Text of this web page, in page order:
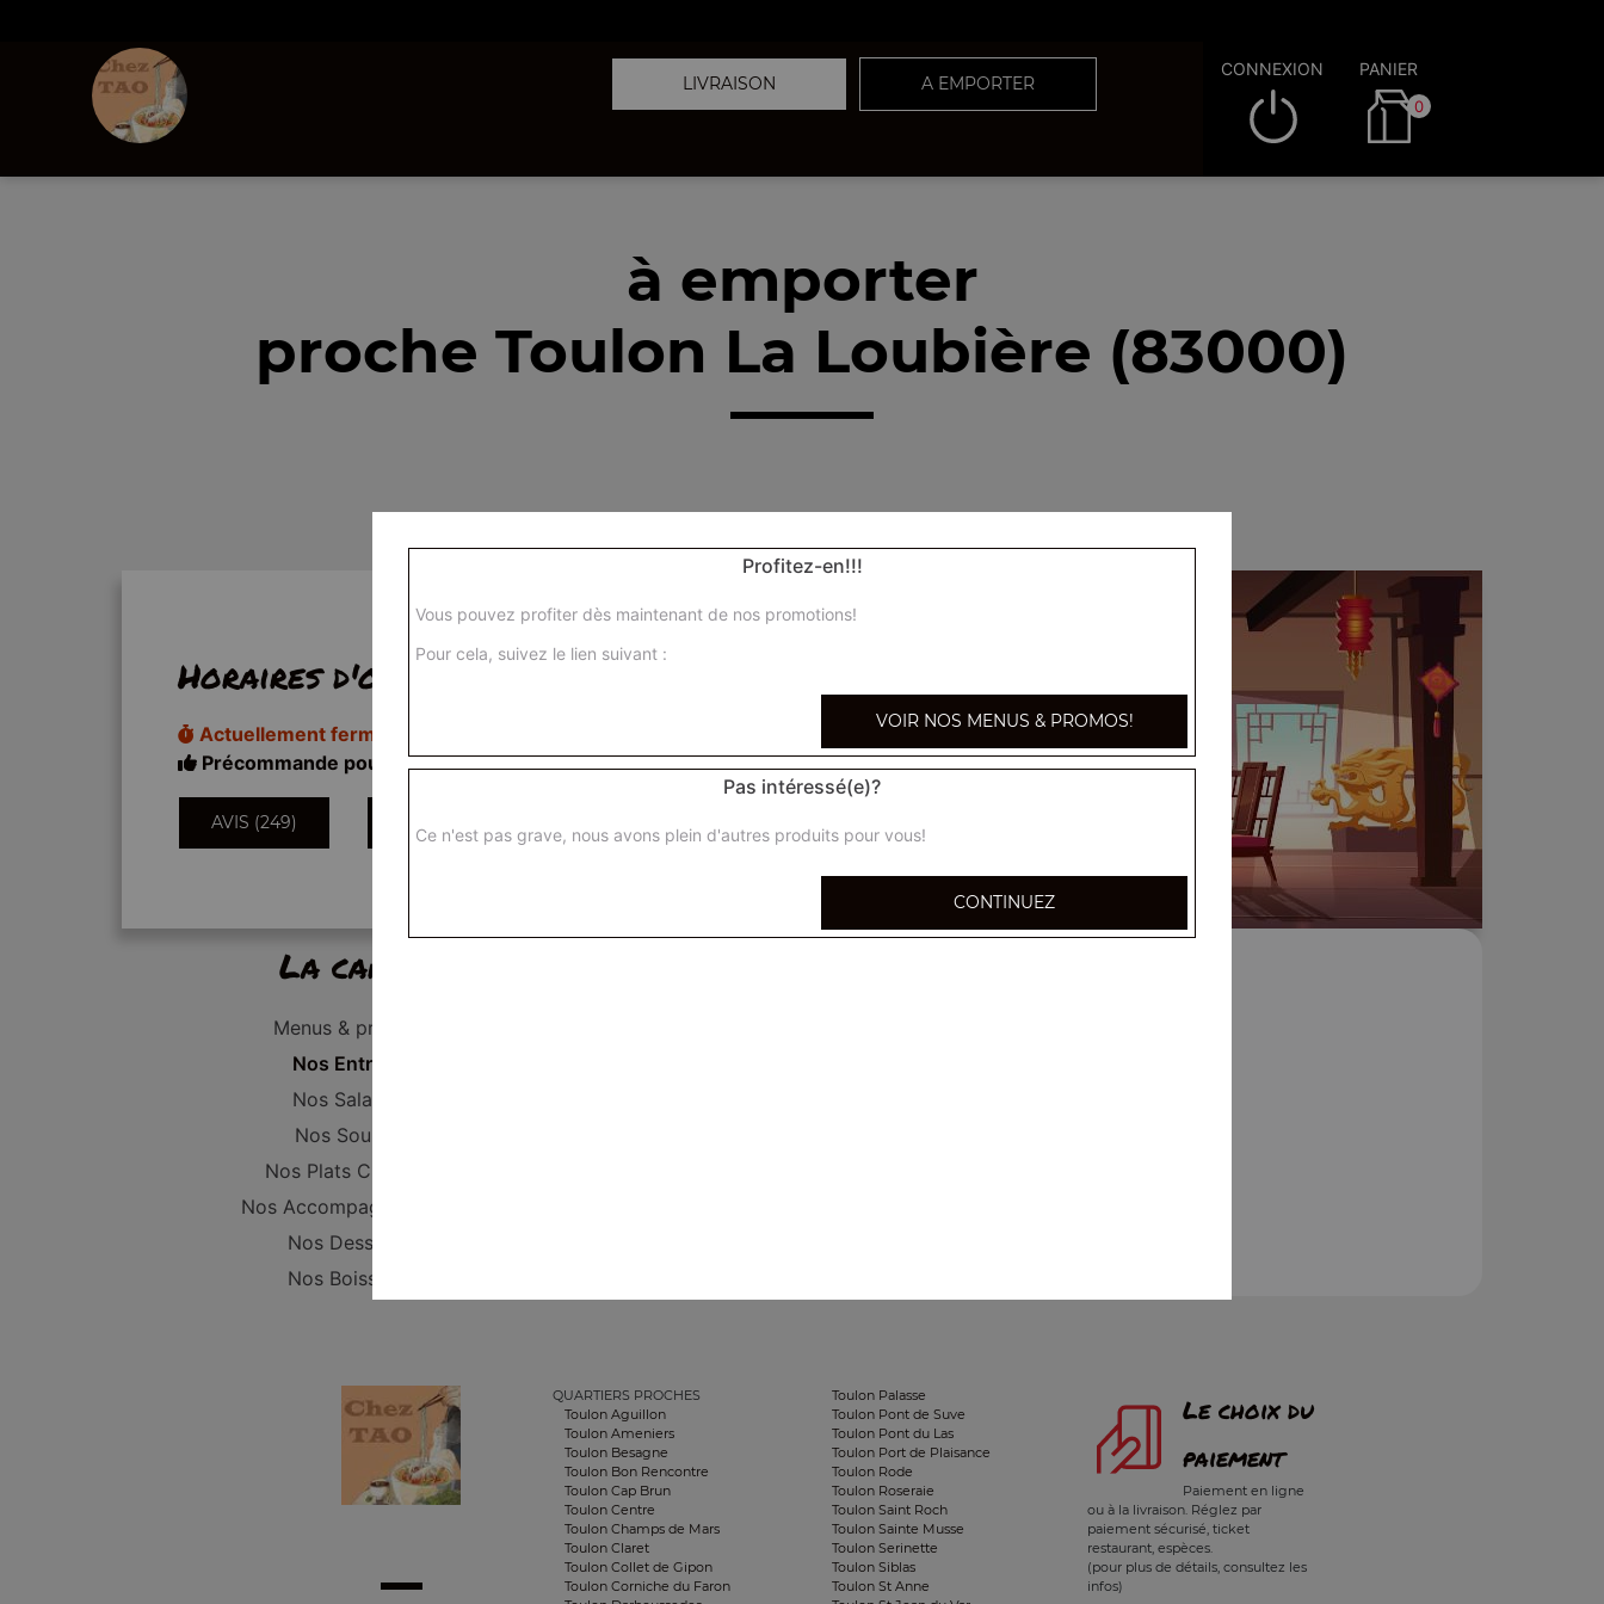
LIVRAISON A EMPORTER
CONNEXION PANIER
0
à emporter
proche Toulon La Loubière (83000)
Horaires d'ouverture
Actuellement fermé
Précommande pour 11h20
AVIS (249)
La carte
Menus & promos
Nos Entrées
Nos Salades
Nos Soupes
Nos Plats Cuisinés
Nos Accompagnements
Nos Desserts
Nos Boissons
QUARTIERS PROCHES
Toulon Aguillon
Toulon Ameniers
Toulon Besagne
Toulon Bon Rencontre
Toulon Cap Brun
Toulon Centre
Toulon Champs de Mars
Toulon Claret
Toulon Collet de Gipon
Toulon Corniche du Faron
Toulon Palasse
Toulon Pont de Suve
Toulon Pont du Las
Toulon Port de Plaisance
Toulon Rode
Toulon Roseraie
Toulon Saint Roch
Toulon Sainte Musse
Toulon Serinette
Toulon Siblas
Toulon St Anne
Le choix du
paiement
Paiement en ligne
ou à la livraison. Réglez par
paiement sécurisé, ticket
restaurant, espèces.
(pour plus de détails, consultez les
infos)
Profitez-en!!!
Vous pouvez profiter dès maintenant de nos promotions!
Pour cela, suivez le lien suivant :
VOIR NOS MENUS & PROMOS!
Pas intéressé(e)?
Ce n'est pas grave, nous avons plein d'autres produits pour vous!
CONTINUEZ